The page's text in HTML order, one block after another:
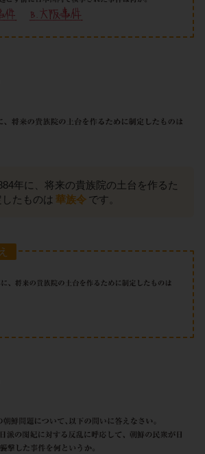
年に、将来の貴族院の土台を作るた
たものは 華族令 です。